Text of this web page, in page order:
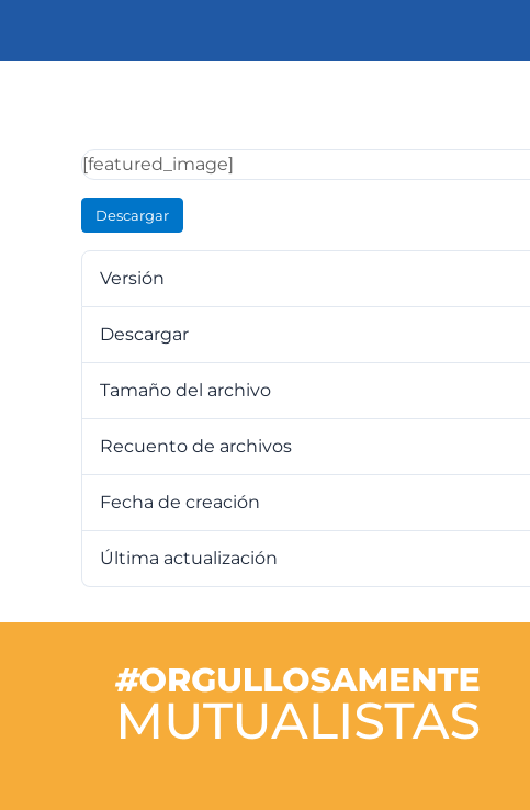
[featured_image]
Descargar
Versión
Descargar
Tamaño del archivo
Recuento de archivos
Fecha de creación
Última actualización